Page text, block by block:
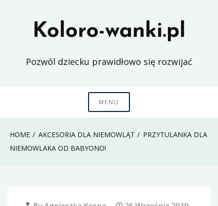
Koloro-wanki.pl
Pozwól dziecku prawidłowo się rozwijać
MENU
HOME AKCESORIA DLA NIEMOWLĄT
PRZYTULANKA DLA
NIEMOWLAKA OD BABYONO!